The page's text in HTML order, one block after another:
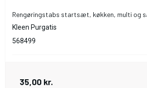
Rengøringstabs startsæt, køkken, multi og
Kleen Purgatis
568499
35,00 kr.